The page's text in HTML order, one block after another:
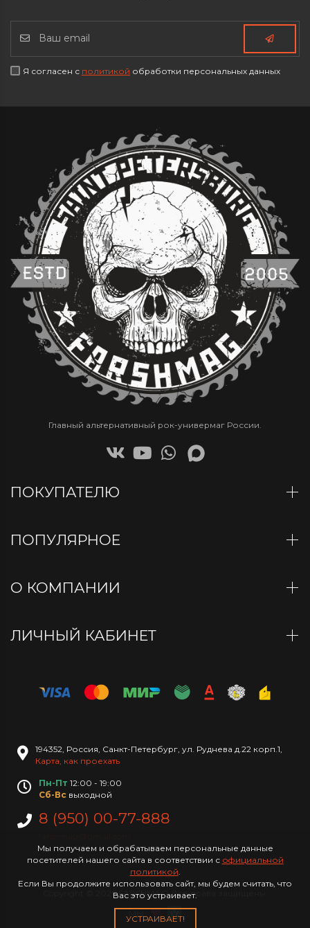
Я согласен с политикой обработки персональных данных
Главный альтернативный рок-универмаг России.
ПОКУПАТЕЛЮ
ПОПУЛЯРНОЕ
О КОМПАНИИ
ЛИЧНЫЙ КАБИНЕТ
194352, Россия, Санкт-Петербург, ул. Руднева д.22 корп.1,
Карта, как проехать
Пн-Пт 12:00 - 19:00
Сб-Вс выходной
8 (950) 00-77-888
Мы получаем и обрабатываем персональные данные
посетителей нашего сайта в соответствии с официальной
политикой.
Если Вы продолжите использовать сайт, мы будем считать, что
Вас это устраивает.
УСТРАИВАЕТ!
Copyright © 2026 FARSHMAG. Все права защищены.